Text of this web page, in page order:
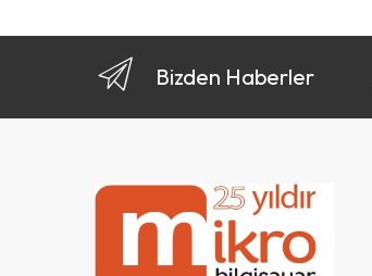
Bizden Haberler